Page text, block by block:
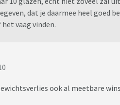
dat je daarmee heel goed
vaag vinden.
ook al meetbare